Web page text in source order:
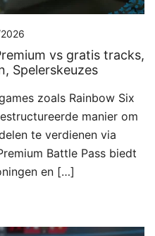
vs gratis tracks,
Spelerskeuzes
zoals Rainbow Six
manier om
te verdienen via
Battle Pass biedt
en […]